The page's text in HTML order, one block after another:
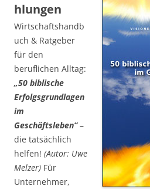
hlungen
Wirtschaftshandb
uch & Ratgeber
für den
beruflichen Alltag:
„50 biblische
Erfolgsgrundlagen
im
Geschäftsleben“–
die tatsächlich
helfen! (Autor: Uwe
Melzer) Für
Unternehmer,